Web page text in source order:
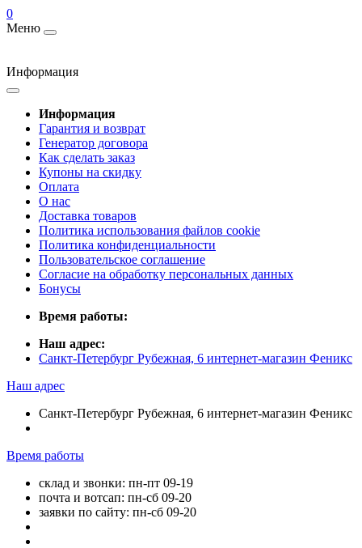
0
Меню
Информация
Информация
Гарантия и возврат
Генератор договора
Как сделать заказ
Купоны на скидку
Оплата
О нас
Доставка товаров
Политика использования файлов cookie
Политика конфиденциальности
Пользовательское соглашение
Согласие на обработку персональных данных
Бонусы
Время работы:
Наш адрес:
Санкт-Петербург Рубежная, 6 интернет-магазин Феникс
Наш адрес
Санкт-Петербург Рубежная, 6 интернет-магазин Феникс
Время работы
склад и звонки: пн-пт 09-19
почта и вотсап: пн-сб 09-20
заявки по сайту: пн-сб 09-20